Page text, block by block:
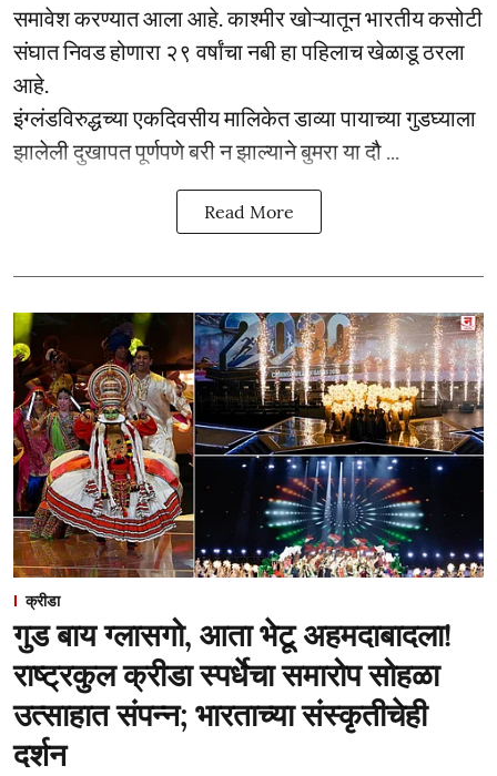
समावेश करण्यात आला आहे. काश्मीर खोऱ्यातून भारतीय कसोटी
संघात निवड होणारा २९ वर्षांचा नबी हा पहिलाच खेळाडू ठरला
आहे.
इंग्लंडविरुद्धच्या एकदिवसीय मालिकेत डाव्या पायाच्या गुडघ्याला
झालेली दुखापत पूर्णपणे बरी न झाल्याने बुमरा या दौ ...
Read More
क्रीडा
गुड बाय ग्लासगो, आता भेटू अहमदाबादला!
राष्ट्रकुल क्रीडा स्पर्धेचा समारोप सोहळा
उत्साहात संपन्न; भारताच्या संस्कृतीचेही
दर्शन